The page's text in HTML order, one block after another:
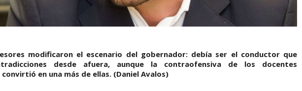
modificaron el escenario del gobernador: debía ser el conductor que
desde afuera, aunque la contraofensiva de los docentes
en una más de ellas. (Daniel Avalos)